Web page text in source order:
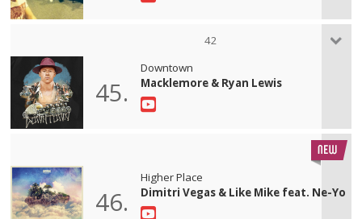
42
45.
Downtown
Macklemore & Ryan Lewis
46.
Higher Place
Dimitri Vegas & Like Mike feat. Ne-Yo